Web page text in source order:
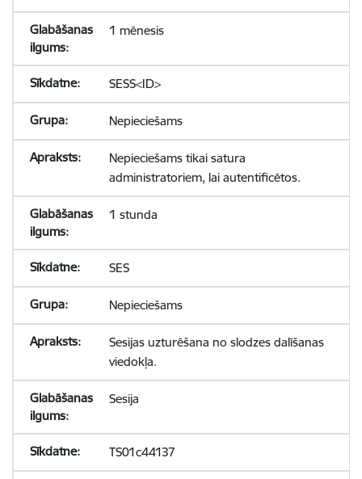
1 mēnesis
SESS<ID>
Nepieciešams
Nepieciešams tikai satura
administratoriem, lai autentificētos.
1 stunda
SES
Nepieciešams
Sesijas uzturēšana no slodzes dalīšanas
viedokļa.
Sesija
TS01c44137